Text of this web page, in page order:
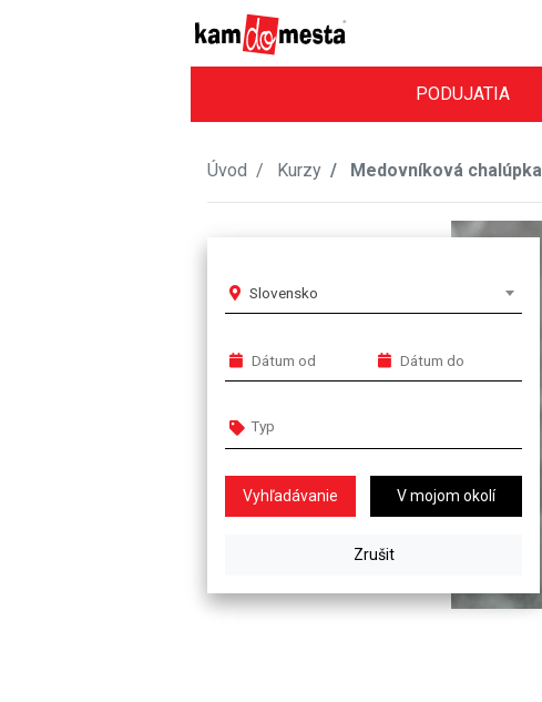
PODUJATIA
Úvod Kurzy Medovníková chalúpka
Slovensko
V mojom okolí